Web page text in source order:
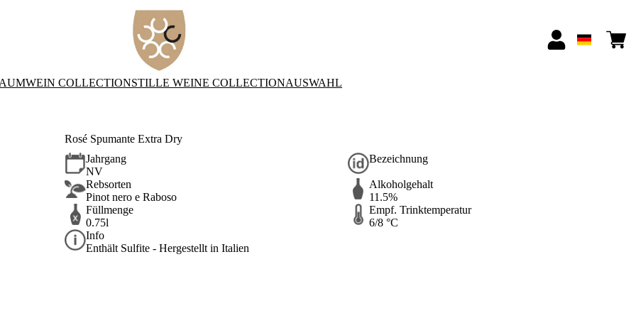
COLLECTIONSTILLE WEINE COLLECTIONAUSWAHL
Rosé Spumante Extra Dry
Jahrgang
NV
Bezeichnung
Rebsorten
Pinot nero e Raboso
Alkoholgehalt
11.5%
Füllmenge
0.75l
Empf. Trinktemperatur
6/8 °C
Info
Enthält Sulfite - Hergestellt in Italien